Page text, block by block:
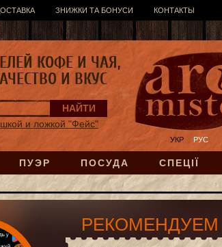
ЗНИЖКИ ТА БОНУСИ КОНТАКТЫ
ПУЭР ПОСУДА СПЕЦІЇ
УКР РУС
и ложкой "Фейс"
КОФЕ И ЧАЯ,
И ВКУС
РЕКОМЕНДУЕМ